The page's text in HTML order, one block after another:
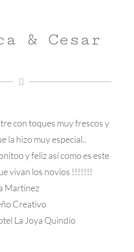
& Cesar
con toques muy frescos y
la hizo muy especial..
y feliz así como es este
vivan los novios !!!!!!!
Martínez
Creativo
La Joya Quindío